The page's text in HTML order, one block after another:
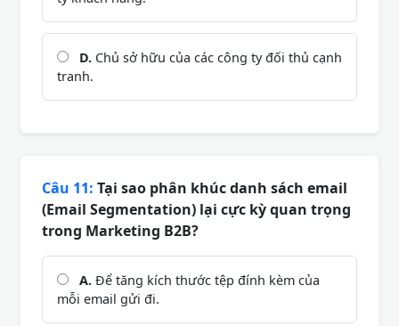
D. Chủ sở hữu của các công ty đối thủ cạnh
tranh.
Câu 11: Tại sao phân khúc danh sách email
(Email Segmentation) lại cực kỳ quan trọng
trong Marketing B2B?
A. Để tăng kích thước tệp đính kèm của
mỗi email gửi đi.